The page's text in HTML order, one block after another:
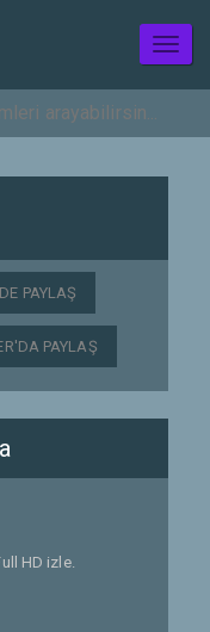
PAYLAŞ
PAYLAŞ
HD izle.